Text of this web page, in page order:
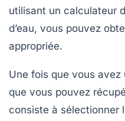
utilisant un calculateur
d’eau, vous pouvez
appropriée.
Une fois que vous avez
que vous pouvez
consiste à sélectionner